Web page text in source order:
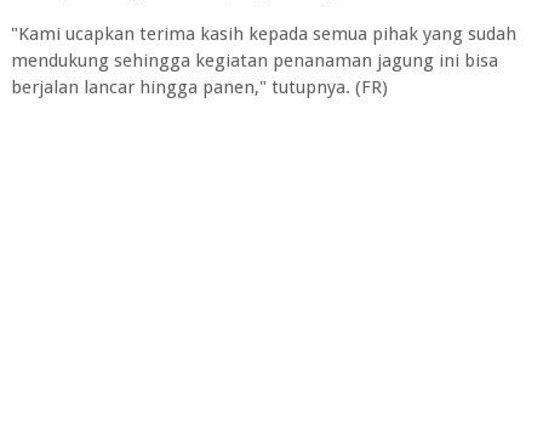
"Kami ucapkan terima kasih kepada semua pihak yang sudah
mendukung sehingga kegiatan penanaman jagung ini bisa
berjalan lancar hingga panen," tutupnya. (FR)